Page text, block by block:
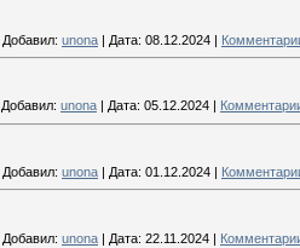
Добавил: unona | Дата: 08.12.2024 |
Добавил: unona Дата: 05.12.2024
Добавил: unona | Дата: 01.12.2024 |
Добавил: unona | Дата: 22.11.2024 |